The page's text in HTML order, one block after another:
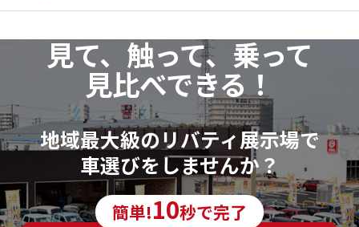
見て、触って、乗って
見比べできる！
地域最大級のリバティ展示場で
車選びをしませんか？
簡単!10秒で完了